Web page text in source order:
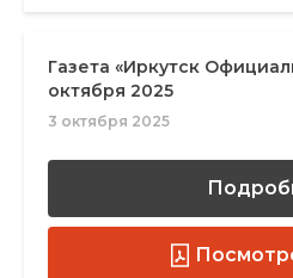
Газета «Иркутск
октября 2025
3 октября 2025